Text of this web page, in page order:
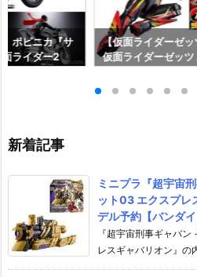
ポピニカ『サ
ライダー2
【仮面ライダーゼ
仮面ライダーゼッ
ド』食玩フィギュア
新着記事
ミニプラ『超宇宙
ット03 エクスプレ
デル予約【バンダ
『超宇宙刑事ギャバ
レスギャバリオン』の